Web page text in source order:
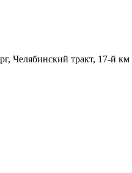
Челябинский тракт, 17-й км